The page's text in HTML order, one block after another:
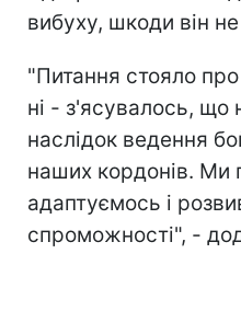
вибуху, шкоди він
"Питання стояло
ні - з'ясувалось, що
наслідок ведення
наших кордонів. Ми
адаптуємось і
спроможності", -